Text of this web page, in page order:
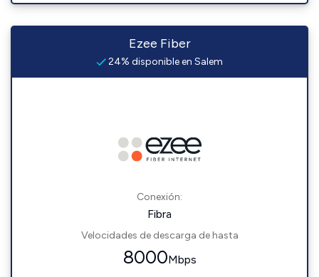
Ezee Fiber
24% disponible en Salem
Conexión:
Fibra
Velocidades de descarga de hasta
8000Mbps